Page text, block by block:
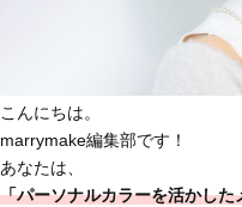
こんにちは。
marrymake編集部です！
あなたは、
「パーソナルカラーを活かした